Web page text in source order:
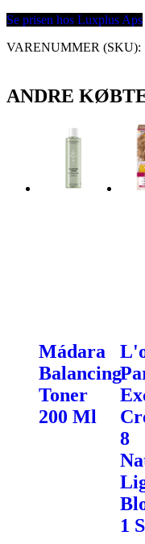
Se prisen hos Luxplus Aps
VARENUMMER (SKU):
ANDRE
Mádara
Balancing
Toner
200 Ml
8
1